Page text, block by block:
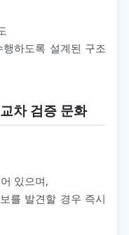
하도록 설계된 구조
차 검증 문화
있으며,
를 발견할 경우 즉시